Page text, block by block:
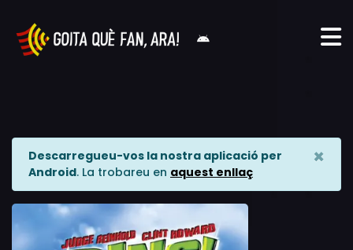
Descarregueu-vos la nostra aplicació per
Android. La trobareu en aquest enllaç
×